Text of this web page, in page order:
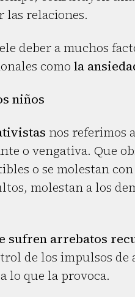
las relaciones.
deber a muchos
como la
niños
nos referimos
o vengativa. Que
o se molestan
molestan a los
sufren arrebatos
de los impulsos de
lo que la provoca.